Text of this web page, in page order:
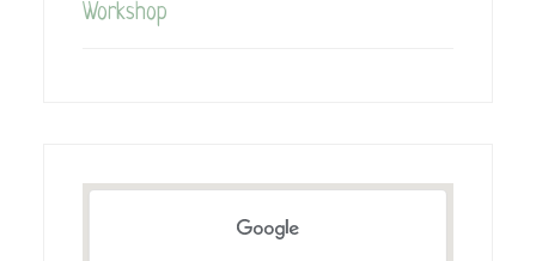
Workshop